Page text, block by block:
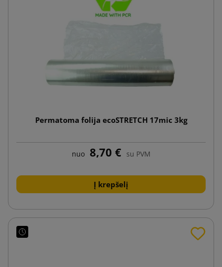
Permatoma folija ecoSTRETCH 17mic 3kg
nuo 8,70 € su PVM
Į krepšelį